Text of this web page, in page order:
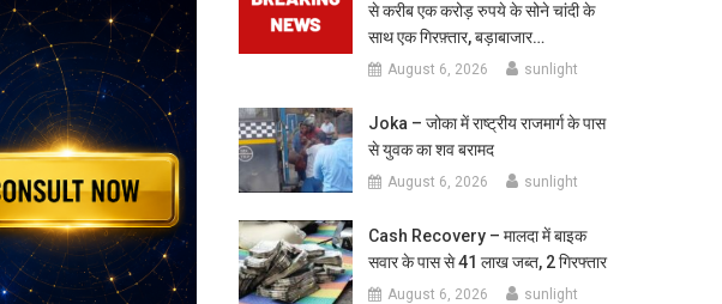
से करीब एक करोड़ रुपये के सोने चांदी के
साथ एक गिरफ़्तार, बड़ाबाजार…
August 6, 2026 sunlight
Joka – जोका में राष्ट्रीय राजमार्ग के पास
से युवक का शव बरामद
August 6, 2026 sunlight
Cash Recovery – मालदा में बाइक
सवार के पास से 41 लाख जब्त, 2 गिरफ्तार
August 6, 2026 sunlight